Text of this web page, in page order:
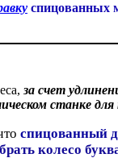
спицованных
за счет
станке
спицованный
колесо